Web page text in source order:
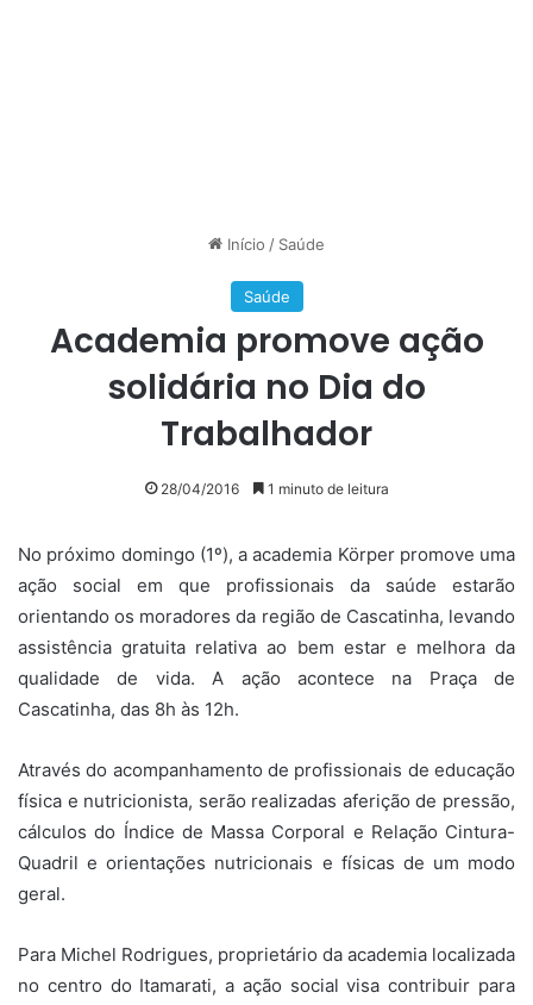
Início / Saúde
Saúde
Academia promove ação
solidária no Dia do
Trabalhador
28/04/2016 1 minuto de leitura
No próximo domingo (1º), a academia Körper promove uma
ação social em que profissionais da saúde estarão
orientando os moradores da região de Cascatinha, levando
assistência gratuita relativa ao bem estar e melhora da
qualidade de vida. A ação acontece na Praça de
Cascatinha, das 8h às 12h.
Através do acompanhamento de profissionais de educação
física e nutricionista, serão realizadas aferição de pressão,
cálculos do Índice de Massa Corporal e Relação Cintura-
Quadril e orientações nutricionais e físicas de um modo
geral.
Para Michel Rodrigues, proprietário da academia localizada
no centro do Itamarati, a ação social visa contribuir para